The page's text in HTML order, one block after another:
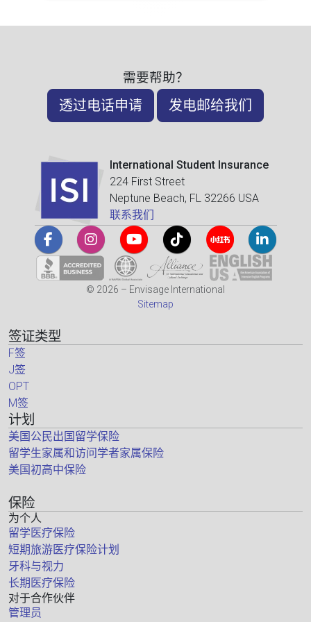
需要帮助？
透过电话申请 发电邮给我们
International Student Insurance
224 First Street
Neptune Beach, FL 32266 USA
联系我们
© 2026 – Envisage International
Sitemap
签证类型
F签
J签
OPT
M签
计划
美国公民出国留学保险
留学生家属和访问学者家属保险
美国初高中保险
保险
为个人
留学医疗保险
短期旅游医疗保险计划
牙科与视力
长期医疗保险
对于合作伙伴
管理员